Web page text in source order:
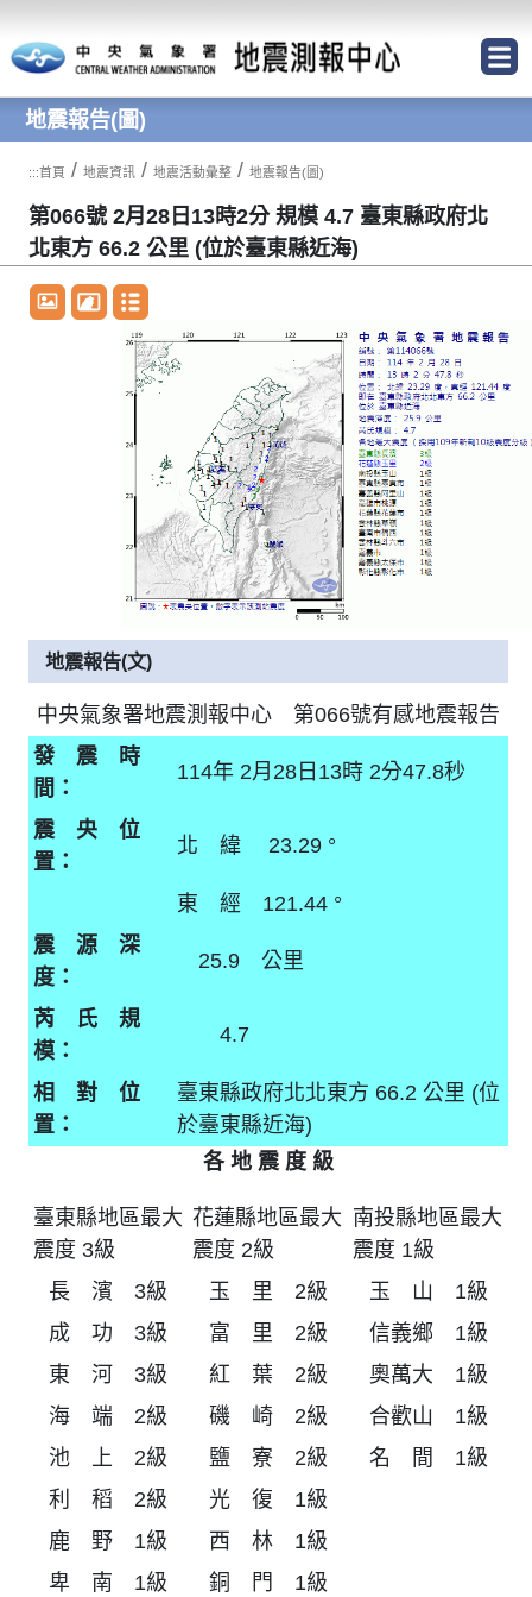
地震報告(圖)
:::首頁 / 地震資訊 / 地震活動彙整 / 地震報告(圖)
第066號 2月28日13時2分 規模 4.7 臺東縣政府北
北東方 66.2 公里 (位於臺東縣近海)
地震報告(文)
中央氣象署地震測報中心 第066號有感地震報告
發 震 時
間：
114年 2月28日13時 2分47.8秒
震 央 位
置：
北 緯 23.29 °
東 經 121.44 °
震 源 深
度：
25.9 公里
芮 氏 規
模：
4.7
相 對 位
置：
臺東縣政府北北東方 66.2 公里 (位
於臺東縣近海)
各 地 震 度 級
臺東縣地區最大
震度 3級
花蓮縣地區最大
震度 2級
南投縣地區最大
震度 1級
長 濱 3級
玉 里 2級
玉 山 1級
成 功 3級
富 里 2級
信義鄉 1級
東 河 3級
紅 葉 2級
奧萬大 1級
海 端 2級
磯 崎 2級
合歡山 1級
池 上 2級
鹽 寮 2級
名 間 1級
利 稻 2級
光 復 1級
鹿 野 1級
西 林 1級
卑 南 1級
銅 門 1級